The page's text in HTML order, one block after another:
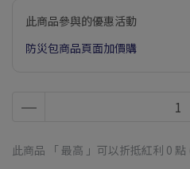
此商品參與的優惠活動
防災包商品頁面加價購
此商品 「 最高 」可以折抵紅利 0 點